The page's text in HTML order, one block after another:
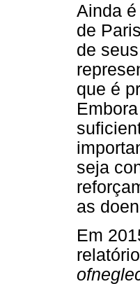
Ainda
de
de
que é
seja
as
Em